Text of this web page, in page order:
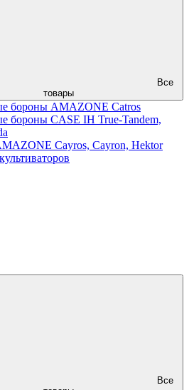
Все
товары
бороны AMAZONE Catros
бороны CASE IH True-Tandem,
Cayros, Cayron, Hektor
Все